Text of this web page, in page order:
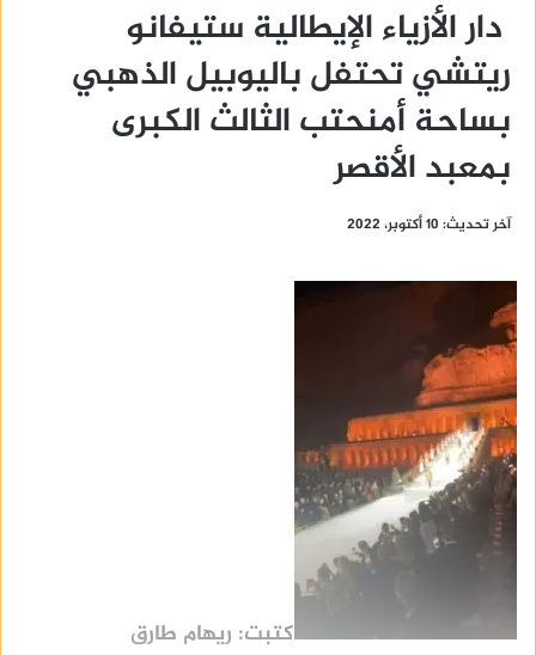
دار الأزياء الإيطالية ستيفانو
ريتشي تحتفل باليوبيل الذهبي
بساحة أمنحتب الثالث الكبرى
بمعبد الأقصر
آخر تحديث: 10 أكتوبر، 2022
كتبت: ريهام طارق